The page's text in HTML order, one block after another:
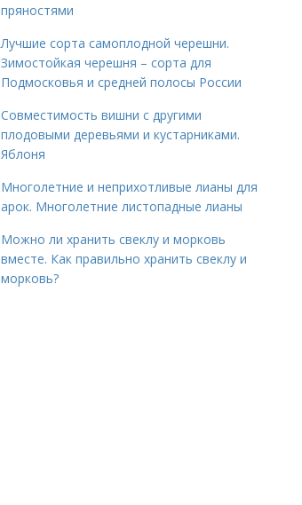
пряностями
Лучшие сорта самоплодной черешни.
Зимостойкая черешня – сорта для
Подмосковья и средней полосы России
Совместимость вишни с другими
плодовыми деревьями и кустарниками.
Яблоня
Многолетние и неприхотливые лианы для
арок. Многолетние листопадные лианы
Можно ли хранить свеклу и морковь
вместе. Как правильно хранить свеклу и
морковь?